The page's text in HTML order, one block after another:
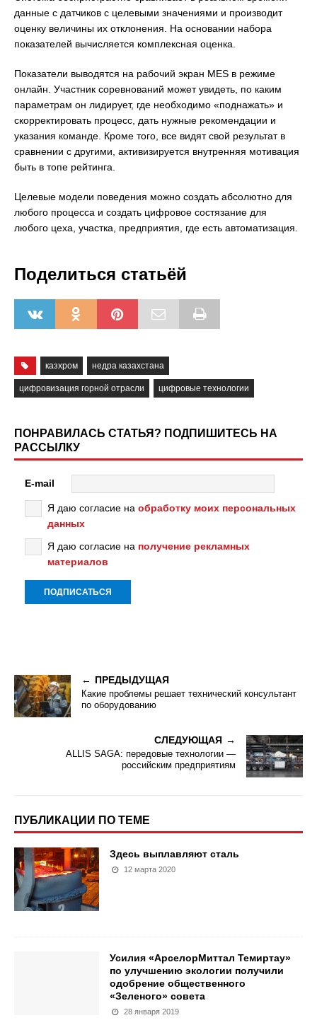
данные с датчиков с целевыми значениями и производит
оценку величины их отклонения. На основании набора
показателей вычисляется комплексная оценка.
Показатели выводятся на рабочий экран MES в режиме
онлайн. Участник соревнований может увидеть, по каким
параметрам он лидирует, где необходимо «поднажать» и
скорректировать процесс, дать нужные рекомендации и
указания команде. Кроме того, все видят свой результат в
сравнении с другими, активизируется внутренняя мотивация
быть в топе рейтинга.
Целевые модели поведения можно создать абсолютно для
любого процесса и создать цифровое состязание для
любого цеха, участка, предприятия, где есть автоматизация.
Поделиться статьёй
казхром недра казахстана
цифровизация горной отрасли цифровые технологии
ПОНРАВИЛАСЬ СТАТЬЯ? ПОДПИШИТЕСЬ НА
РАССЫЛКУ
E-mail
Я даю согласие на обработку моих персональных
данных
Я даю согласие на получение рекламных
материалов
ПРЕДЫДУЩАЯ
Какие проблемы решает технический консультант
по оборудованию
СЛЕДУЮЩАЯ
ALLIS SAGA: передовые технологии —
российским предприятиям
ПУБЛИКАЦИИ ПО ТЕМЕ
Здесь выплавляют сталь
12 марта 2020
Усилия «АрселорМиттал Темиртау»
по улучшению экологии получили
одобрение общественного
«Зеленого» совета
28 января 2019